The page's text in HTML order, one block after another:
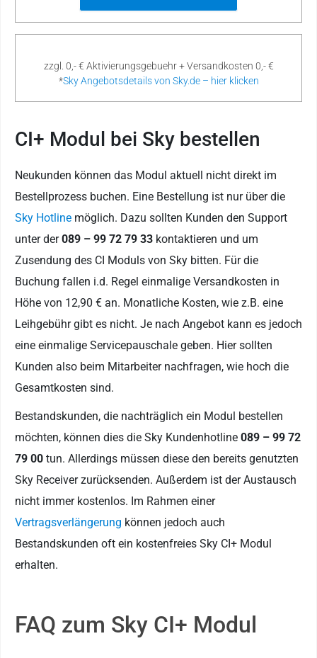
zzgl. 0,- € Aktivierungsgebuehr + Versandkosten 0,- €
*Sky Angebotsdetails von Sky.de – hier klicken
CI+ Modul bei Sky bestellen
Neukunden können das Modul aktuell nicht direkt im
Bestellprozess buchen. Eine Bestellung ist nur über die
Sky Hotline möglich. Dazu sollten Kunden den Support
unter der089 – 99 72 79 33 kontaktieren und um
Zusendung des CI Moduls von Sky bitten. Für die
Buchung fallen i.d. Regel einmalige Versandkosten in
Höhe von 12,90 € an. Monatliche Kosten, wie z.B. eine
Leihgebühr gibt es nicht. Je nach Angebot kann es jedoch
eine einmalige Servicepauschale geben. Hier sollten
Kunden also beim Mitarbeiter nachfragen, wie hoch die
Gesamtkosten sind.
Bestandskunden, die nachträglich ein Modul bestellen
möchten, können dies die Sky Kundenhotline 089 – 99 72
79 00 tun. Allerdings müssen diese den bereits genutzten
Sky Receiver zurücksenden. Außerdem ist der Austausch
nicht immer kostenlos. Im Rahmen einer
Vertragsverlängerung können jedoch auch
Bestandskunden oft ein kostenfreies Sky CI+ Modul
erhalten.
FAQ zum Sky CI+ Modul